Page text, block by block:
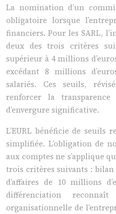
La nomination d’un
obligatoire lorsque
financiers. Pour les SARL,
deux des trois critères
supérieur à 4 millions
excédant 8 millions
salariés. Ces seuils,
renforcer la transparence
d’envergure significative.
L’EURL bénéficie de seuils
simplifiée. L’obligation de
aux comptes ne s’applique
trois critères suivants : bilan
d’affaires de 10 millions
différenciation
organisationnelle de